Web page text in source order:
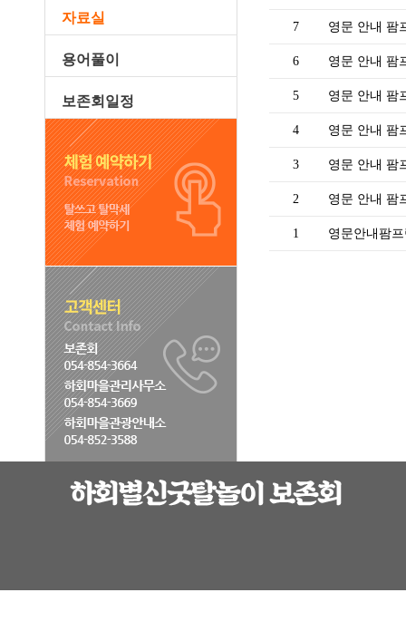
자료실
용어풀이
보존회일정
7 영문 안내 팜
6 영문 안내 팜
5 영문 안내 팜
4 영문 안내 팜
3 영문 안내 팜
2 영문 안내 팜
1 영문안내팜